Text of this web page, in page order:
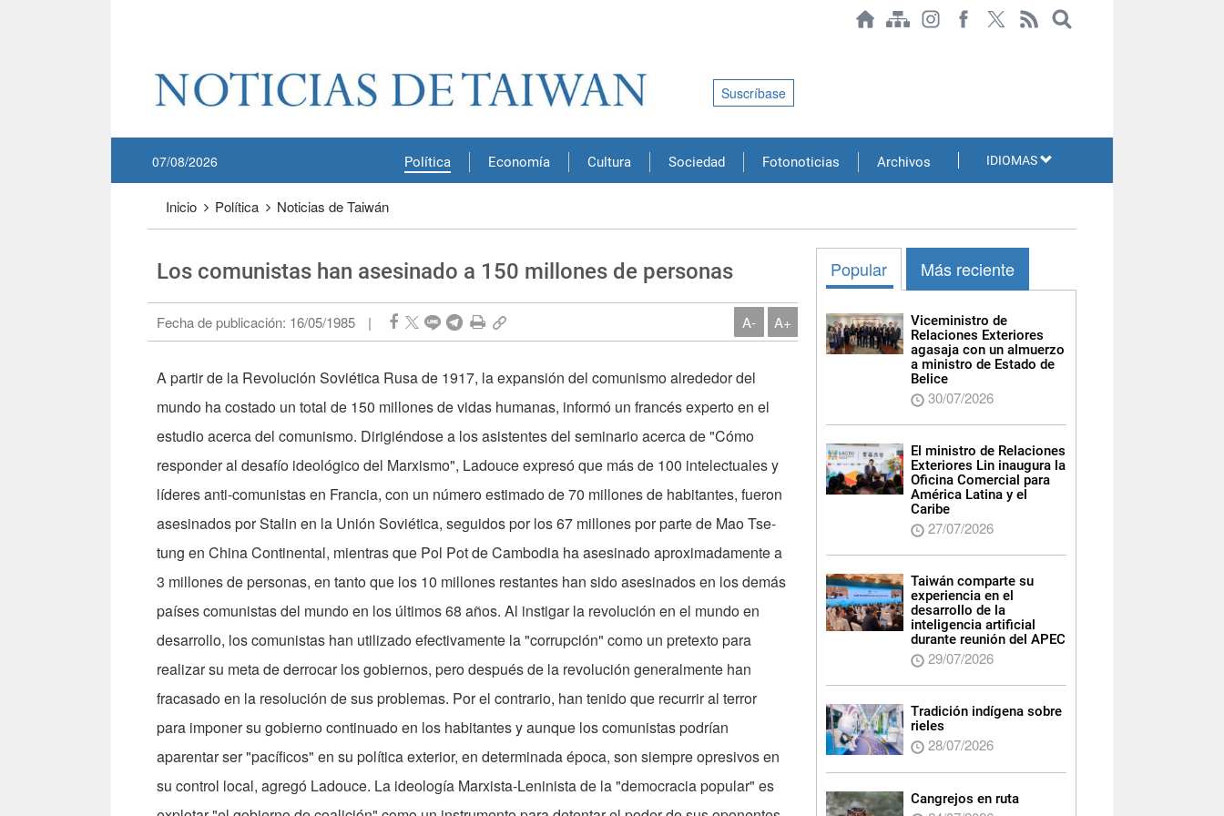
Política Economía Cultura Sociedad Fotonoticias Archivos
07/08/2026
Suscríbase
IDIOMAS
Inicio Política Noticias de Taiwán
Los comunistas han asesinado a 150 millones de personas
Fecha de publicación: 16/05/1985 | A- A+
A partir de la Revolución Soviética Rusa de 1917, la expansión del comunismo alrededor del
mundo ha costado un total de 150 millones de vidas humanas, informó un francés experto en el
estudio acerca del comunismo. Dirigiéndose a los asistentes del seminario acerca de "Cómo
responder al desafío ideológico del Marxismo", Ladouce expresó que más de 100 intelectuales y
líderes anti-comunistas en Francia, con un número estimado de 70 millones de habitantes, fueron
asesinados por Stalin en la Unión Soviética, seguidos por los 67 millones por parte de Mao Tse-
tung en China Continental, mientras que Pol Pot de Cambodia ha asesinado aproximadamente a
3 millones de personas, en tanto que los 10 millones restantes han sido asesinados en los demás
países comunistas del mundo en los últimos 68 años. Al instigar la revolución en el mundo en
desarrollo, los comunistas han utilizado efectivamente la "corrupción" como un pretexto para
realizar su meta de derrocar los gobiernos, pero después de la revolución generalmente han
fracasado en la resolución de sus problemas. Por el contrario, han tenido que recurrir al terror
para imponer su gobierno continuado en los habitantes y aunque los comunistas podrían
aparentar ser "pacíficos" en su política exterior, en determinada época, son siempre opresivos en
su control local, agregó Ladouce. La ideología Marxista-Leninista de la "democracia popular" es
Popular Más reciente
Viceministro de
Relaciones Exteriores
agasaja con un almuerzo
a ministro de Estado de
Belice
30/07/2026
El ministro de Relaciones
Exteriores Lin inaugura la
Oficina Comercial para
América Latina y el
Caribe
27/07/2026
Taiwán comparte su
experiencia en el
desarrollo de la
inteligencia artificial
durante reunión del APEC
29/07/2026
Tradición indígena sobre
rieles
28/07/2026
Cangrejos en ruta